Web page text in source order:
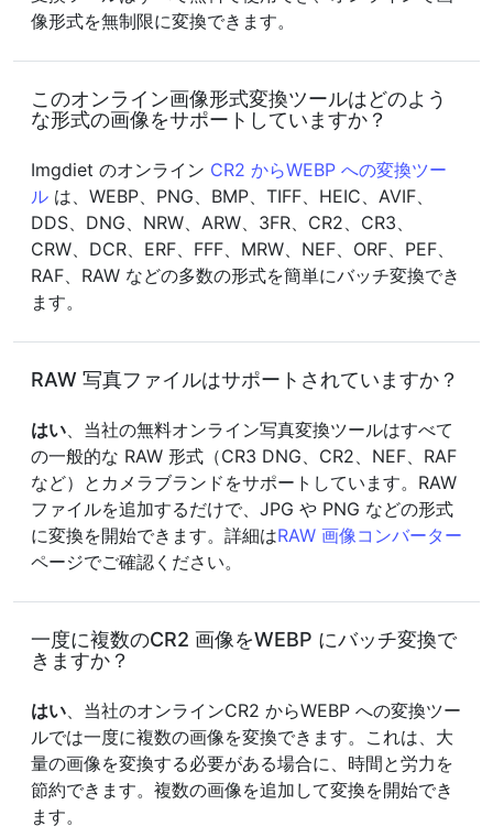
像形式を無制限に変換できます。
このオンライン画像形式変換ツールはどのよう
な形式の画像をサポートしていますか？
Imgdiet のオンライン CR2 からWEBP への変換ツー
ル は、WEBP、PNG、BMP、TIFF、HEIC、AVIF、
DDS、DNG、NRW、ARW、3FR、CR2、CR3、
CRW、DCR、ERF、FFF、MRW、NEF、ORF、PEF、
RAF、RAW などの多数の形式を簡単にバッチ変換でき
ます。
RAW 写真ファイルはサポートされていますか？
はい、当社の無料オンライン写真変換ツールはすべて
の一般的な RAW 形式（CR3 DNG、CR2、NEF、RAF
など）とカメラブランドをサポートしています。RAW
ファイルを追加するだけで、JPG や PNG などの形式
に変換を開始できます。詳細はRAW 画像コンバーター
ページでご確認ください。
一度に複数のCR2 画像をWEBP にバッチ変換で
きますか？
はい、当社のオンラインCR2 からWEBP への変換ツー
ルでは一度に複数の画像を変換できます。これは、大
量の画像を変換する必要がある場合に、時間と労力を
節約できます。複数の画像を追加して変換を開始でき
ます。